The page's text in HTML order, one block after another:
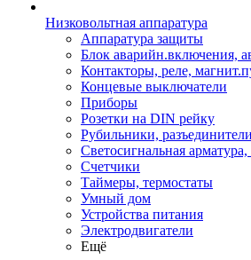
Низковольтная аппаратура
Аппаратура защиты
Блок аварийн.включения,
Контакторы, реле,
Концевые выключатели
Приборы
Розетки на DIN рейку
Рубильники, разъединители
Светосигнальная
Счетчики
Таймеры, термостаты
Умный дом
Устройства питания
Электродвигатели
Ещё